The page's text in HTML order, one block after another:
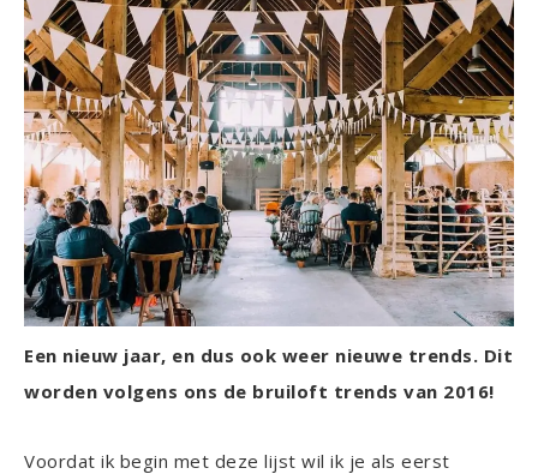
Een nieuw jaar, en dus ook weer nieuwe trends. Dit
worden volgens ons de bruiloft trends van 2016!
Voordat ik begin met deze lijst wil ik je als eerst